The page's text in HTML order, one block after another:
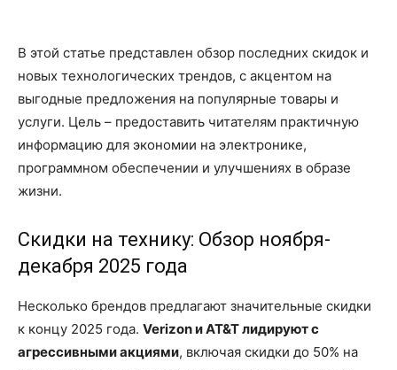
В этой статье представлен обзор последних скидок и
новых технологических трендов, с акцентом на
выгодные предложения на популярные товары и
услуги. Цель – предоставить читателям практичную
информацию для экономии на электронике,
программном обеспечении и улучшениях в образе
жизни.
Скидки на технику: Обзор ноября-
декабря 2025 года
Несколько брендов предлагают значительные скидки
к концу 2025 года. Verizon и AT&T лидируют с
агрессивными акциями, включая скидки до 50% на